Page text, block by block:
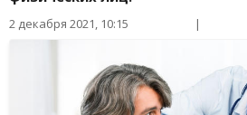
2 декабря 2021, 10:15 |